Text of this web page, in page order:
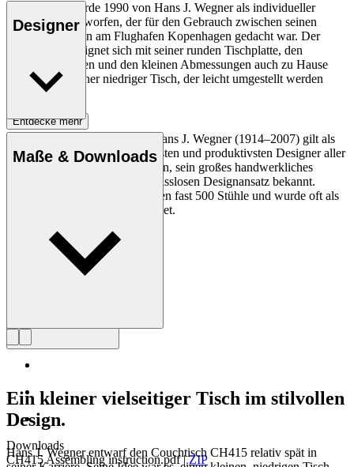
Der CH415 wurde 1990 von Hans J. Wegner als individueller
Ablagetisch entworfen, der für den Gebrauch zwischen seinen
festen Sofareihen am Flughafen Kopenhagen gedacht war. Der
Wegner-Tisch eignet sich mit seiner runden Tischplatte, den
schlanken Beinen und den kleinen Abmessungen auch zu Hause
sehr gut als kleiner niedriger Tisch, der leicht umgestellt werden
Entdecke mehr
Designer
Der dänische Möbeldesigner Hans J. Wegner (1914–2007) gilt als
einer der kreativsten, innovativsten und produktivsten Designer aller
Zeiten und ist für seine Präzision, sein großes handwerkliches
Geschick und seinen kompromisslosen Designansatz bekannt.
Wegner entwarf in seinem Leben fast 500 Stühle und wurde oft als
der Meister des Stuhls bezeichnet.
Profil Hans J. Wegner
Maße & Downloads
Downloads
CH415 Assembling instruction.pdf|ZIP
Ein kleiner vielseitiger Tisch im stilvollen
Design.
Hans J. Wegner entwarf den Couchtisch CH415 relativ spät in